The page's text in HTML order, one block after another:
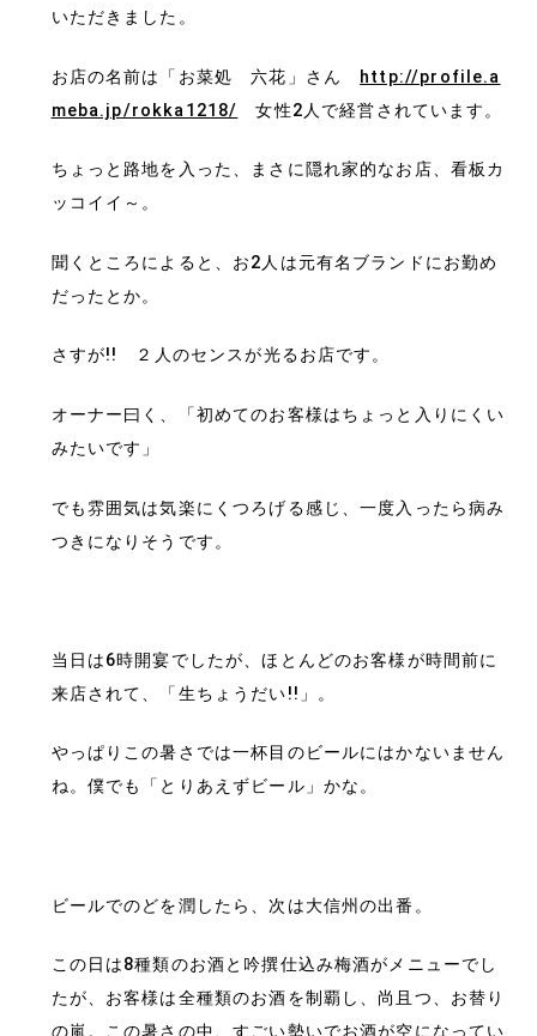
いただきました。
お店の名前は「お菜処 六花」さん
http://profile.a
meba.jp/rokka1218/ 女性2人で経営されています。
ちょっと路地を入った、まさに隠れ家的なお店、看板カ
ッコイイ～。
聞くところによると、お2人は元有名ブランドにお勤め
だったとか。
さすが!! ２人のセンスが光るお店です。
オーナー曰く、「初めてのお客様はちょっと入りにくい
みたいです」
でも雰囲気は気楽にくつろげる感じ、一度入ったら病み
つきになりそうです。
当日は6時開宴でしたが、ほとんどのお客様が時間前に
来店されて、「生ちょうだい!!」。
やっぱりこの暑さでは一杯目のビールにはかないません
ね。僕でも「とりあえずビール」かな。
ビールでのどを潤したら、次は大信州の出番。
この日は8種類のお酒と吟撰仕込み梅酒がメニューでし
たが、お客様は全種類のお酒を制覇し、尚且つ、お替り